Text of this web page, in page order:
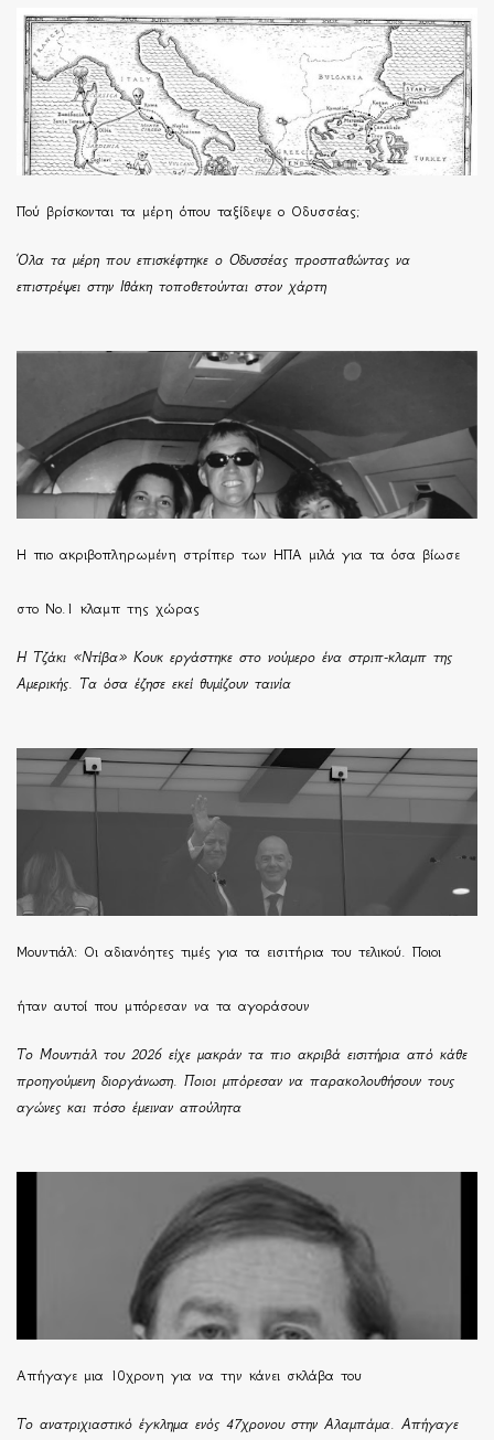
Πού βρίσκονται τα μέρη όπου ταξίδεψε ο Οδυσσέας;
Όλα τα μέρη που επισκέφτηκε ο Οδυσσέας προσπαθώντας να
επιστρέψει στην Ιθάκη τοποθετούνται στον χάρτη
H πιο ακριβοπληρωμένη στρίπερ των ΗΠΑ μιλά για τα όσα βίωσε
στο Νο.1 κλαμπ της χώρας
Η Τζάκι «Ντίβα» Κουκ εργάστηκε στο νούμερο ένα στριπ-κλαμπ της
Αμερικής. Τα όσα έζησε εκεί θυμίζουν ταινία
Μουντιάλ: Οι αδιανόητες τιμές για τα εισιτήρια του τελικού. Ποιοι
ήταν αυτοί που μπόρεσαν να τα αγοράσουν
Το Μουντιάλ του 2026 είχε μακράν τα πιο ακριβά εισιτήρια από κάθε
προηγούμενη διοργάνωση. Ποιοι μπόρεσαν να παρακολουθήσουν τους
αγώνες και πόσο έμειναν απούλητα
Απήγαγε μια 10χρονη για να την κάνει σκλάβα του
Το ανατριχιαστικό έγκλημα ενός 47χρονου στην Αλαμπάμα. Απήγαγε